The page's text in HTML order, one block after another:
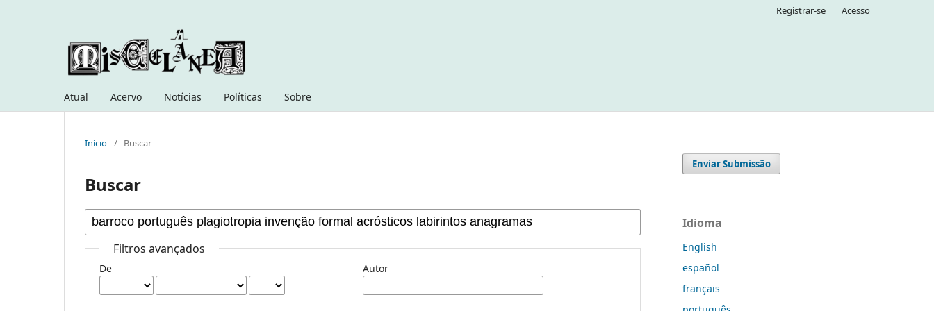
Atual Acervo Notícias Políticas Sobre
Registrar-se Acesso
Início / Buscar
Buscar
Filtros avançados
De Autor
Enviar Submissão
Idioma
English
español
français